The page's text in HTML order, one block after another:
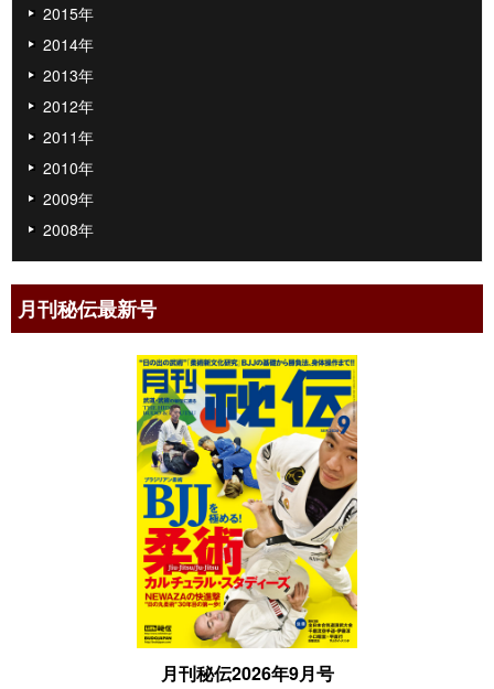
2015年
2014年
2013年
2012年
2011年
2010年
2009年
2008年
月刊秘伝最新号
月刊秘伝2026年9月号